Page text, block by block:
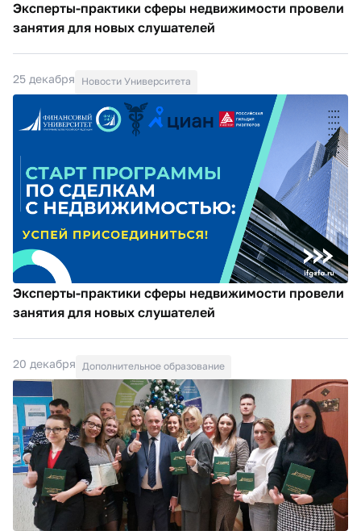
Эксперты-практики сферы недвижимости провели
занятия для новых слушателей
25 декабря Новости Университета
Эксперты-практики сферы недвижимости провели
занятия для новых слушателей
20 декабря Дополнительное образование